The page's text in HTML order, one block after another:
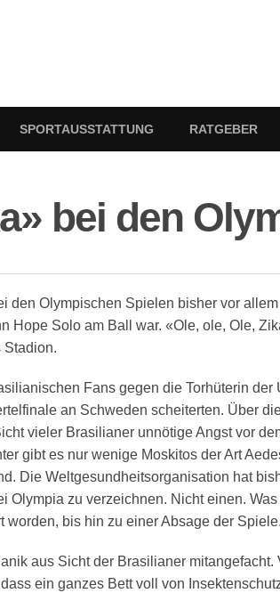
SPORTAUSSTATTUNG RATGEBER
bei den
den Olympischen Spielen bisher vor
Hope Solo am Ball war. «Ole, ole, Ole,
Stadion.
Fans gegen die Torhüterin der
an Schweden scheiterten. Über
vieler Brasilianer unnötige Angst vor
gibt es nur wenige Moskitos der Art
Die Weltgesundheitsorganisation hat
Olympia zu verzeichnen. Nicht einen.
worden, bis hin zu einer Absage der Spiele.
aus Sicht der Brasilianer mitangefacht.
ein ganzes Bett voll von